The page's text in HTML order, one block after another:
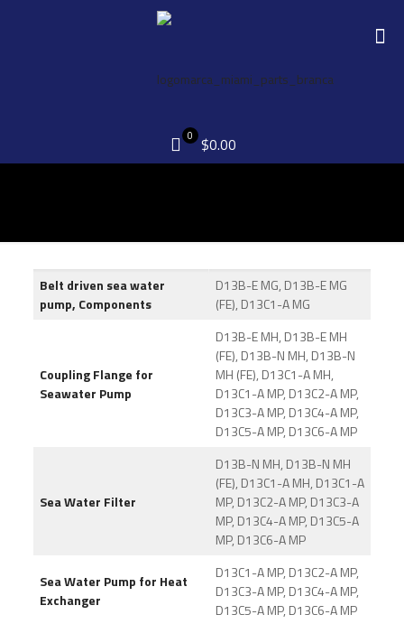
0 $0.00
Belt driven sea water
pump, Components
D13B-E MG, D13B-E MG
(FE), D13C1-A MG
Coupling Flange for
Seawater Pump
D13B-E MH, D13B-E MH
(FE), D13B-N MH, D13B-N
MH (FE), D13C1-A MH,
D13C1-A MP, D13C2-A MP,
D13C3-A MP, D13C4-A MP,
D13C5-A MP, D13C6-A MP
Sea Water Filter
D13B-N MH, D13B-N MH
(FE), D13C1-A MH, D13C1-A
MP, D13C2-A MP, D13C3-A
MP, D13C4-A MP, D13C5-A
MP, D13C6-A MP
Sea Water Pump for Heat
Exchanger
D13C1-A MP, D13C2-A MP,
D13C3-A MP, D13C4-A MP,
D13C5-A MP, D13C6-A MP